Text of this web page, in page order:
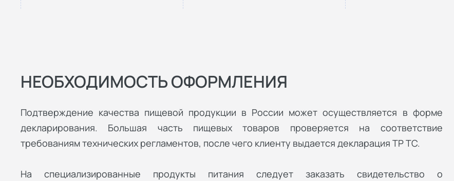
НЕОБХОДИМОСТЬ ОФОРМЛЕНИЯ
Подтверждение качества пищевой продукции в России может осуществляется в форме
декларирования. Большая часть пищевых товаров проверяется на соответствие
требованиям технических регламентов, после чего клиенту выдается декларация ТР ТС.
На специализированные продукты питания следует заказать свидетельство о